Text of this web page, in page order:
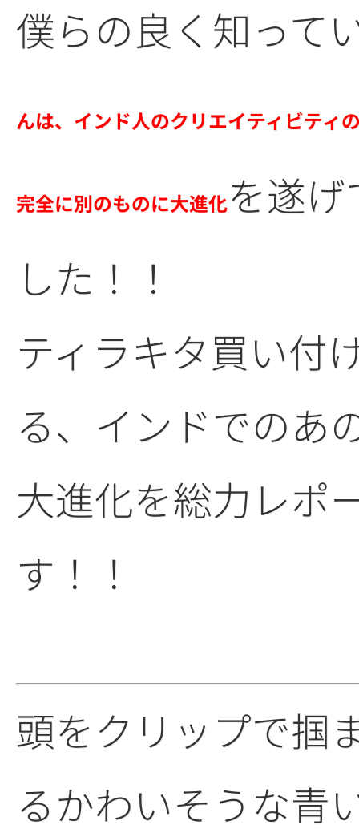
僕らの良く知って
んは、インド人のクリエイティビティ
完全に別のものに大進化を遂
した！！
ティラキタ買い付
る、インドでのあ
大進化を総力レポ
す！！
頭をクリップで掴
るかわいそうな青